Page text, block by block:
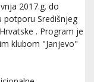
2017.g. do
potporu Središnjeg
. Program je
klubom "Janjevo"